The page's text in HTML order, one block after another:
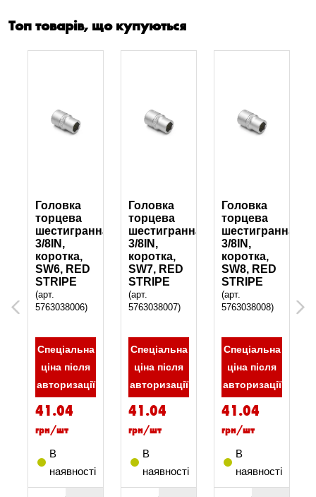
Топ товарів, що купуються
Previous
Головка
торцева
шестигранна,
3/8IN,
коротка,
SW6, RED
STRIPE
(арт.
5763038006)
Спеціальна
ціна після
авторизації
41.04
грн/шт
В
наявності
Головка
торцева
шестигранна,
3/8IN,
коротка,
SW7, RED
STRIPE
(арт.
5763038007)
Спеціальна
ціна після
авторизації
41.04
грн/шт
В
наявності
Головка
торцева
шестигранна,
3/8IN,
коротка,
SW8, RED
STRIPE
(арт.
5763038008)
Спеціальна
ціна після
авторизації
41.04
грн/шт
В
наявності
Next